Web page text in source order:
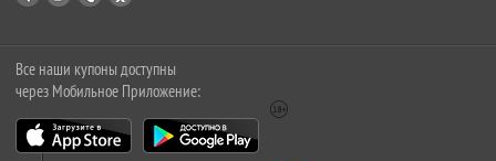
Все наши купоны доступны
через Мобильное Приложение: